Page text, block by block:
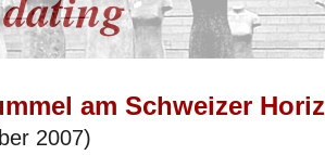
am Schweizer
2007)